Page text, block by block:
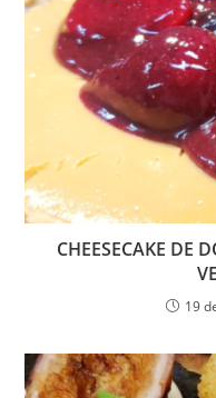
CHEESECAKE DE
19